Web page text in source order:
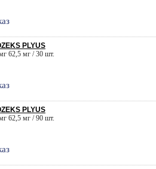
PLYUS
62,5 мг / 30 шт.
PLYUS
62,5 мг / 90 шт.